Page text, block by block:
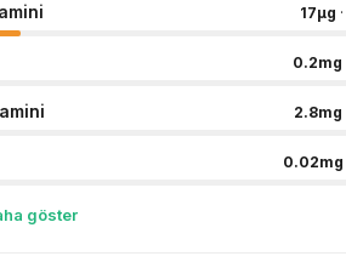
17µg ·
0.2mg
2.8mg
0.02mg
göster